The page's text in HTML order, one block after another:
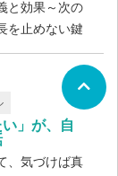
と効果～次の
を止めない鍵
い」が、自
、気づけば真